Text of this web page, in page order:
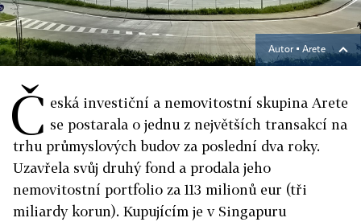
Autor ▪ Arete
Č eská investiční a nemovitostní skupina Arete
se postarala o jednu z největších transakcí na
trhu průmyslových budov za poslední dva roky.
Uzavřela svůj druhý fond a prodala jeho
nemovitostní portfolio za 113 milionů eur (tři
miliardy korun). Kupujícím je v Singapuru